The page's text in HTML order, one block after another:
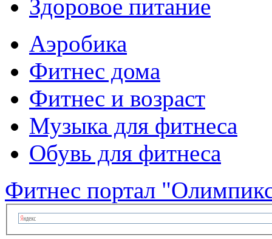
Здоровое питание
Аэробика
Фитнес дома
Фитнес и возраст
Музыка для фитнеса
Обувь для фитнеса
Фитнес портал